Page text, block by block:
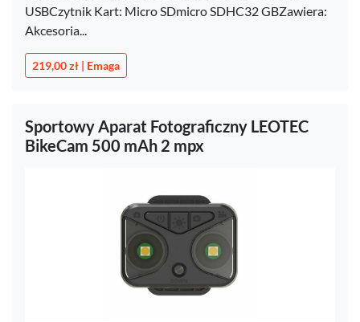
USBCzytnik Kart: Micro SDmicro SDHC32 GBZawiera:
Akcesoria...
219,00 zł | Emaga
Sportowy Aparat Fotograficzny LEOTEC
BikeCam 500 mAh 2 mpx